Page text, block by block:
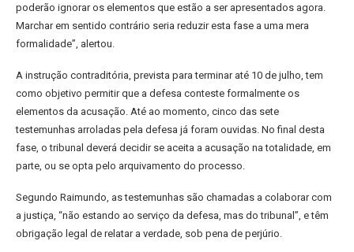
poderão ignorar os elementos que estão a ser apresentados agora.
Marchar em sentido contrário seria reduzir esta fase a uma mera
formalidade”, alertou.
A instrução contraditória, prevista para terminar até 10 de julho, tem
como objetivo permitir que a defesa conteste formalmente os
elementos da acusação. Até ao momento, cinco das sete
testemunhas arroladas pela defesa já foram ouvidas. No final desta
fase, o tribunal deverá decidir se aceita a acusação na totalidade, em
parte, ou se opta pelo arquivamento do processo.
Segundo Raimundo, as testemunhas são chamadas a colaborar com
a justiça, “não estando ao serviço da defesa, mas do tribunal”, e têm
obrigação legal de relatar a verdade, sob pena de perjúrio.